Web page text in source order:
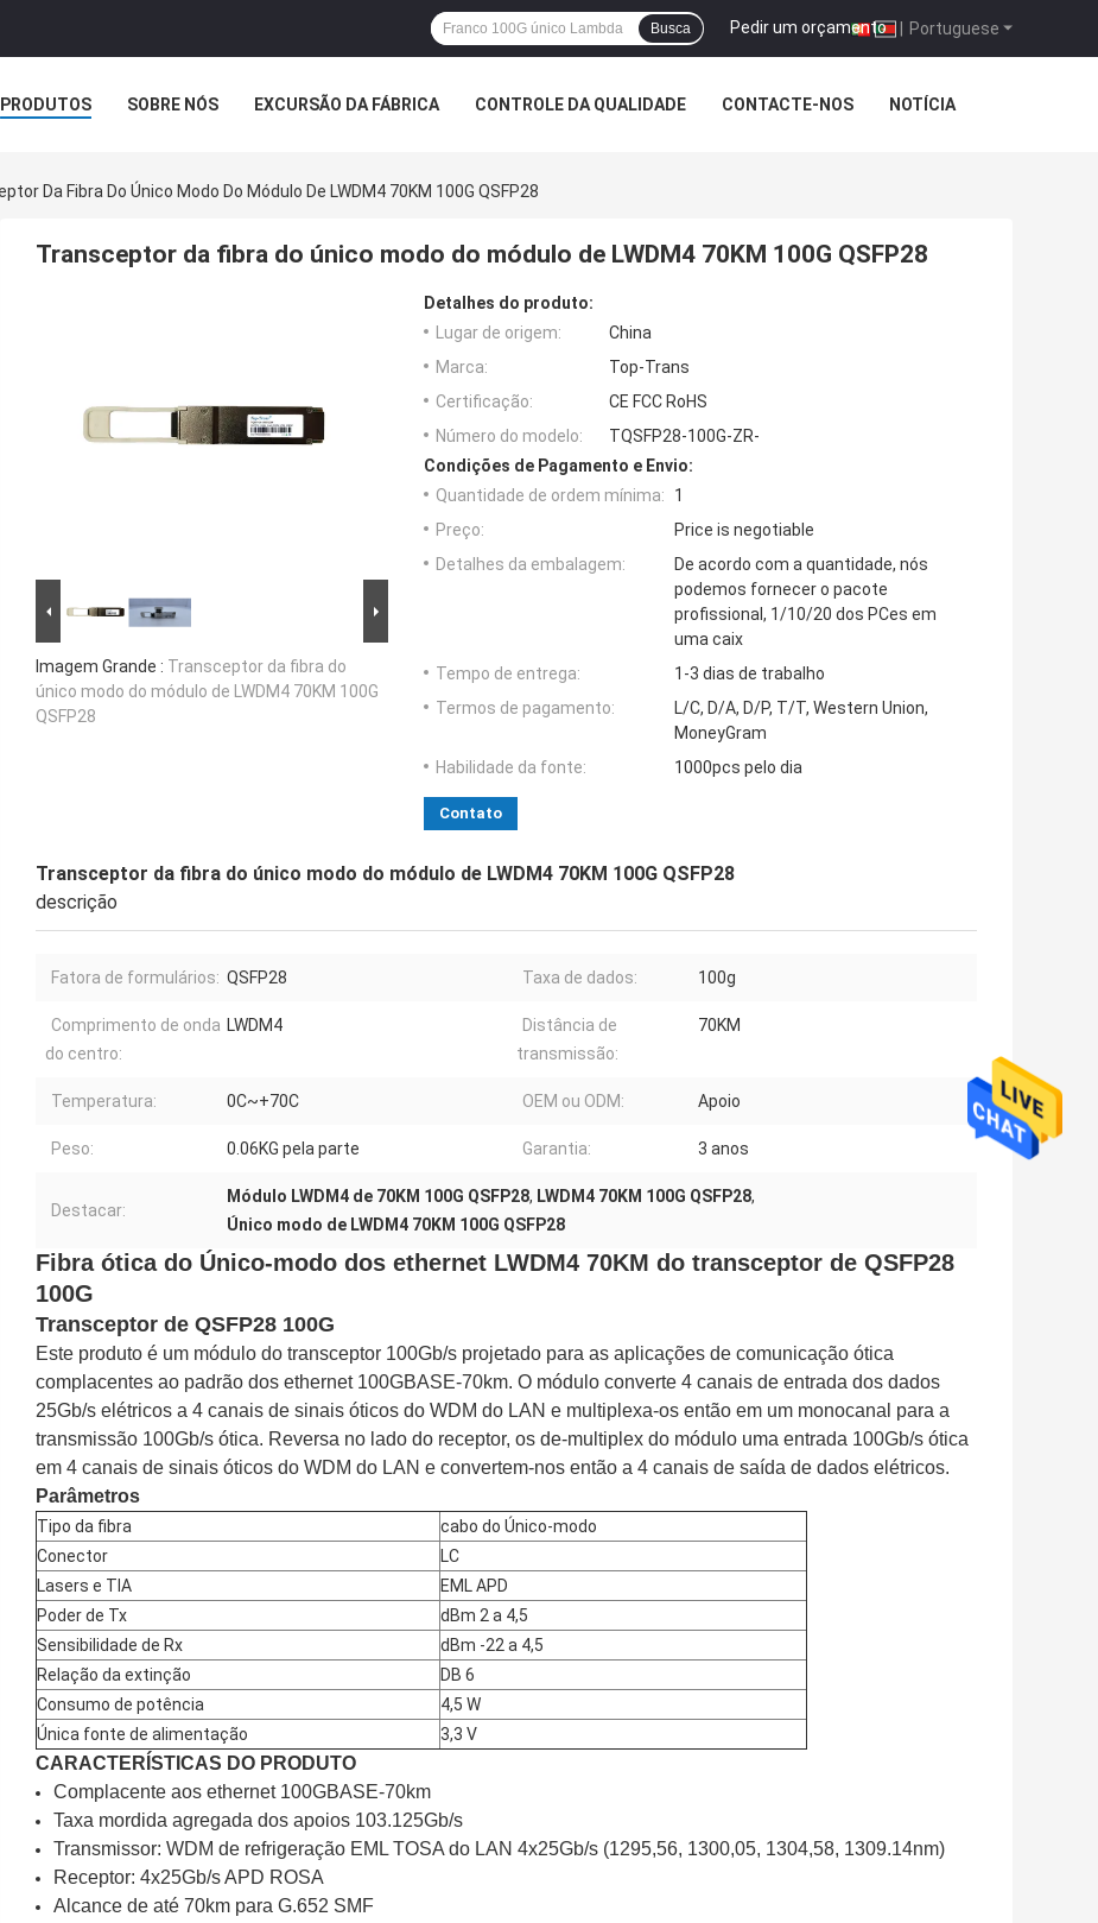
Portuguese
Pedir um orçamento |
Busca
PRODUTOS SOBRE NÓS EXCURSÃO DA FÁBRICA CONTROLE DA QUALIDADE CONTACTE-NOS NOTÍCIA
Da Fibra Do Único Modo Do Módulo De LWDM4 70KM 100G QSFP28
Transceptor da fibra do único modo do módulo de LWDM4 70KM 100G QSFP28
Imagem Grande : Transceptor da fibra do
único modo do módulo de LWDM4 70KM 100G
QSFP28
Detalhes do produto:
Lugar de origem:
China
Marca:
Top-Trans
Certificação:
CE FCC RoHS
Número do modelo:
TQSFP28-100G-ZR-
Condições de Pagamento e Envio:
Quantidade de ordem mínima:
1
Preço:
Price is negotiable
Detalhes da embalagem:
De acordo com a quantidade, nós
podemos fornecer o pacote
profissional, 1/10/20 dos PCes em
uma caix
Tempo de entrega:
1-3 dias de trabalho
Termos de pagamento:
L/C, D/A, D/P, T/T, Western Union,
MoneyGram
Habilidade da fonte:
1000pcs pelo dia
Contato
Transceptor da fibra do único modo do módulo de LWDM4 70KM 100G QSFP28
descrição
Fatora de formulários: QSFP28 Taxa de dados: 100g
Comprimento de onda
do centro:
LWDM4
Distância de
transmissão:
70KM
Temperatura: 0C~+70C OEM ou ODM: Apoio
Peso: 0.06KG pela parte Garantia: 3 anos
Destacar:
Módulo LWDM4 de 70KM 100G QSFP28, LWDM4 70KM 100G QSFP28,
Único modo de LWDM4 70KM 100G QSFP28
Fibra ótica do Único-modo dos ethernet LWDM4 70KM do transceptor de QSFP28
100G
Transceptor de QSFP28 100G
Este produto é um módulo do transceptor 100Gb/s projetado para as aplicações de comunicação ótica
complacentes ao padrão dos ethernet 100GBASE-70km. O módulo converte 4 canais de entrada dos dados
25Gb/s elétricos a 4 canais de sinais óticos do WDM do LAN e multiplexa-os então em um monocanal para a
transmissão 100Gb/s ótica. Reversa no lado do receptor, os de-multiplex do módulo uma entrada 100Gb/s ótica
em 4 canais de sinais óticos do WDM do LAN e convertem-nos então a 4 canais de saída de dados elétricos.
Parâmetros
Tipo da fibra
cabo do Único-modo
Conector
LC
Lasers e TIA
EML APD
Poder de Tx
dBm 2 a 4,5
Sensibilidade de Rx
dBm -22 a 4,5
Relação da extinção
DB 6
Consumo de potência
4,5 W
Única fonte de alimentação
3,3 V
CARACTERÍSTICAS DO PRODUTO
Complacente aos ethernet 100GBASE-70km
Taxa mordida agregada dos apoios 103.125Gb/s
Transmissor: WDM de refrigeração EML TOSA do LAN 4x25Gb/s (1295,56, 1300,05, 1304,58, 1309.14nm)
Receptor: 4x25Gb/s APD ROSA
Alcance de até 70km para G.652 SMF